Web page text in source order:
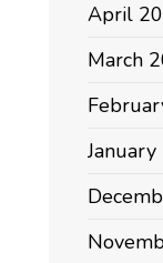
April
March